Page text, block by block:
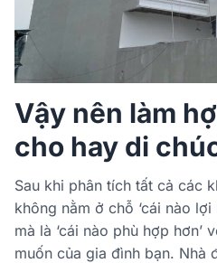
Vậy nên làm
cho hay di
Sau khi phân tích tất cả các
không nằm ở chỗ ‘cái nào
mà là ‘cái nào phù hợp hơn’
muốn của gia đình bạn. Nhà